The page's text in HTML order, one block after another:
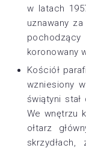
w latach
uznawany
koronowany
Kościół
wzniesiony
świątyni
We wnętrzu
ołtarz